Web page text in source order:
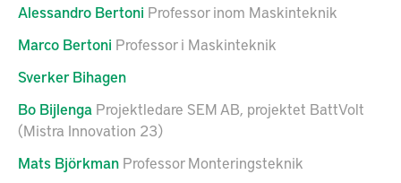
Alessandro Bertoni Professor inom Maskinteknik
Marco Bertoni Professor i Maskinteknik
Sverker Bihagen
Bo Bijlenga Projektledare SEM AB, projektet BattVolt
(Mistra Innovation 23)
Mats Björkman Professor Monteringsteknik